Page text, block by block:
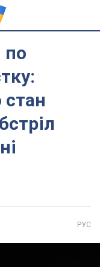
по
стан
РУС